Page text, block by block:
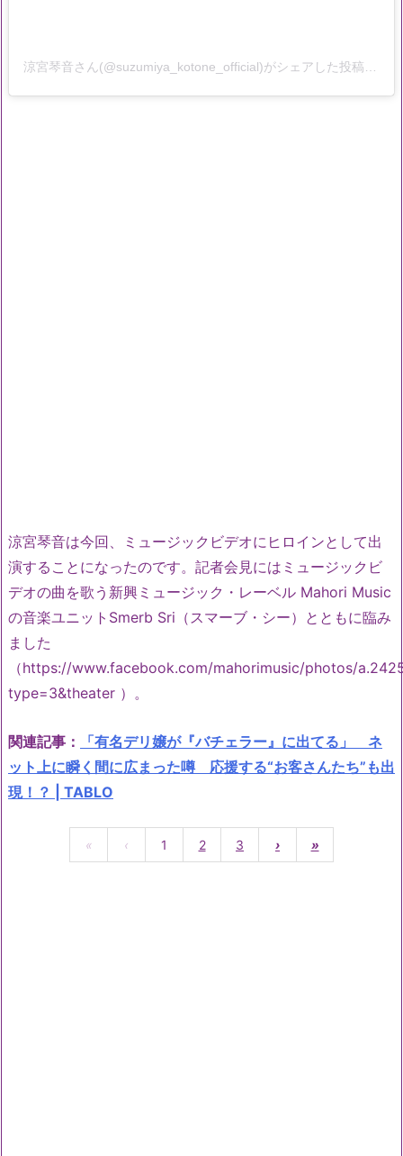
涼宮琴音は今回、ミュージックビデオにヒロインとして出
演することになったのです。記者会見にはミュージックビ
デオの曲を歌う新興ミュージック・レーベル Mahori Music
の音楽ユニットSmerb Sri（スマーブ・シー）とともに臨み
ました
（https://www.facebook.com/mahorimusic/photos/
type=3&theater ）。
関連記事：
「有名デリ嬢が『バチェラー』に出てる」 ネ
ット上に瞬く間に広まった噂 応援する“お客さんたち”も出
現！？ | TABLO
« ‹ 1 2 3 › »